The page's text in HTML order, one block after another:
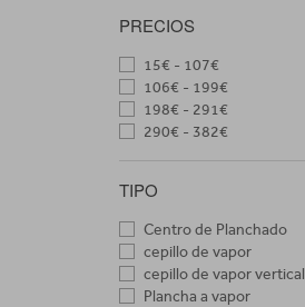
ORBEGOZO
POLTI
PRINCESS
ROLSER
ROWENTA
TAURUS
TESLA
TRISTAR
UFESA
PRECIOS
15€ - 107€
106€ - 199€
198€ - 291€
290€ - 382€
TIPO
Centro de Planchado
cepillo de vapor
cepillo de vapor vertical
Plancha a vapor